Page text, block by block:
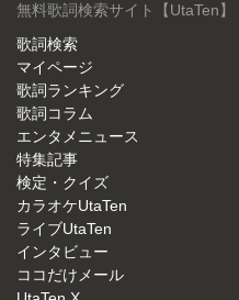
無料歌詞検索サイト【UtaTen】
歌詞検索
マイページ
歌詞ランキング
歌詞コラム
エンタメニュース
特集記事
検定・クイズ
カラオケUtaTen
ライブUtaTen
インタビュー
ココだけメール